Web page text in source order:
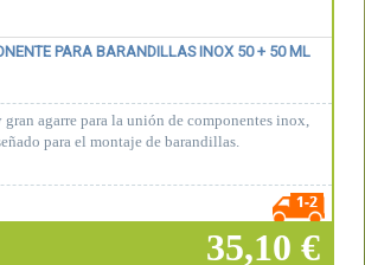
PARA BARANDILLAS INOX 50 + 50 ML
agarre para la unión de componentes inox,
para el montaje de barandillas.
35,10 €